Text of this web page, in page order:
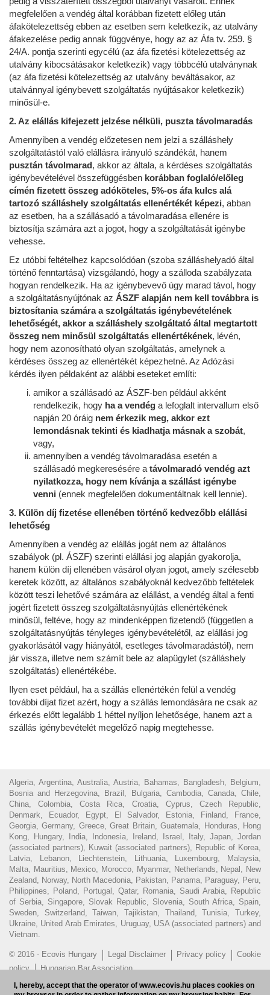
megfelelően a vendég által korábban fizetett előleg után
áfakötelezettség ebben az esetben sem keletkezik, az utalvány
áfakezelése pedig annak függvénye, hogy az az Áfa tv. 259. §
24/A. pontja szerinti egycélú (az áfa fizetési kötelezettség az
utalvány kibocsátásakor keletkezik) vagy többcélú utalványnak
(az áfa fizetési kötelezettség az utalvány beváltásakor, az
utalvánnyal igénybevett szolgáltatás nyújtásakor keletkezik)
minősül-e.
2. Az elállás kifejezett jelzése nélküli, puszta távolmaradás
Amennyiben a vendég előzetesen nem jelzi a szálláshely
szolgáltatástól való elállásra irányuló szándékát, hanem
pusztán távolmarad, akkor az általa, a kérdéses szolgáltatás
igénybevételével összefüggésben korábban foglaló/előleg
címén fizetett összeg adóköteles, 5%-os áfa kulcs alá
tartozó szálláshely szolgáltatás ellenértékét képezi, abban
az esetben, ha a szállásadó a távolmaradása ellenére is
biztosítja számára azt a jogot, hogy a szolgáltatását igénybe
vehesse.
Ez utóbbi feltételhez kapcsolódóan (szoba szálláshelyadó által
történő fenntartása) vizsgálandó, hogy a szálloda szabályzata
hogyan rendelkezik. Ha az igénybevevő úgy marad távol, hogy
a szolgáltatásnyújtónak az ÁSZF alapján nem kell továbbra is
biztosítania számára a szolgáltatás igénybevételének
lehetőségét, akkor a szálláshely szolgáltató által megtartott
összeg nem minősül szolgáltatás ellenértékének, lévén,
hogy nem azonosítható olyan szolgáltatás, amelynek a
kérdéses összeg az ellenértékét képezhetné. Az Adózási
kérdés ilyen példaként az alábbi eseteket említi:
amikor a szállásadó az ÁSZF-ben például akként
rendelkezik, hogy ha a vendég a lefoglalt intervallum első
napján 20 óráig nem érkezik meg, akkor ezt
lemondásnak tekinti és kiadhatja másnak a szobát,
vagy,
amennyiben a vendég távolmaradása esetén a
szállásadó megkeresésére a távolmaradó vendég azt
nyilatkozza, hogy nem kívánja a szállást igénybe
venni (ennek megfelelően dokumentáltnak kell lennie).
3. Külön díj fizetése ellenében történő kedvezőbb elállási
lehetőség
Amennyiben a vendég az elállás jogát nem az általános
szabályok (pl. ÁSZF) szerinti elállási jog alapján gyakorolja,
hanem külön díj ellenében vásárol olyan jogot, amely szélesebb
keretek között, az általános szabályoknál kedvezőbb feltételek
között teszi lehetővé számára az elállást, a vendég által a fenti
jogért fizetett összeg szolgáltatásnyújtás ellenértékének
minősül, feltéve, hogy az mindenképpen fizetendő (független a
szolgáltatásnyújtás tényleges igénybevételétől, az elállási jog
gyakorlásától vagy hiányától, esetleges távolmaradástól), nem
jár vissza, illetve nem számít bele az alapügylet (szálláshely
szolgáltatás) ellenértékébe.
Ilyen eset például, ha a szállás ellenértékén felül a vendég
további díjat fizet azért, hogy a szállás lemondására ne csak az
érkezés előtt legalább 1 héttel nyíljon lehetősége, hanem azt a
szállás igénybevételét megelőző napig megtehesse.
Algeria, Argentina, Australia, Austria, Bahamas, Bangladesh, Belgium,
Bosnia and Herzegovina, Brazil, Bulgaria, Cambodia, Canada, Chile,
China, Colombia, Costa Rica, Croatia, Cyprus, Czech Republic,
Denmark, Ecuador, Egypt, El Salvador, Estonia, Finland, France,
Georgia, Germany, Greece, Great Britain, Guatemala, Honduras, Hong
Kong, Hungary, India, Indonesia, Ireland, Israel, Italy, Japan, Jordan
(associated partners), Kuwait (associated partners), Republic of Korea,
Latvia, Lebanon, Liechtenstein, Lithuania, Luxembourg, Malaysia,
Malta, Mauritius, Mexico, Morocco, Myanmar, Netherlands, Nepal, New
Zealand, Norway, North Macedonia, Pakistan, Panama, Paraguay, Peru,
Philippines, Poland, Portugal, Qatar, Romania, Saudi Arabia, Republic
of Serbia, Singapore, Slovak Republic, Slovenia, South Africa, Spain,
Sweden, Switzerland, Taiwan, Tajikistan, Thailand, Tunisia, Turkey,
Ukraine, United Arab Emirates, Uruguay, USA (associated partners) and
Vietnam.
© 2016 - Ecovis Hungary Legal Disclaimer Privacy policy
Cookie
policy
Hungarian Bar Association
EN
I, hereby, accept that the operator of www.ecovis.hu places cookies on